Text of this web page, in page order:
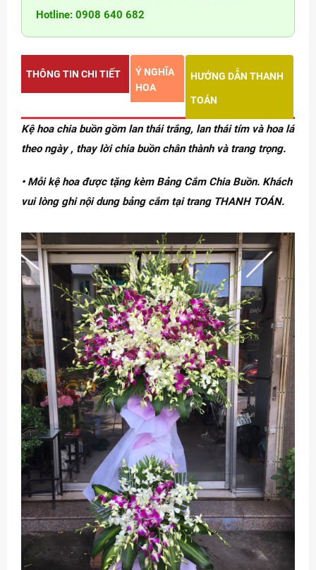
Hotline: 0908 640 682
THÔNG TIN CHI TIẾT
Ý NGHĨA
HOA
HƯỚNG DẪN THANH
TOÁN
Kệ hoa chia buồn gồm lan thái trắng, lan thái tím và hoa lá
theo ngày , thay lời chia buồn chân thành và trang trọng.
• Mỗi kệ hoa được tặng kèm Bảng Cắm Chia Buồn. Khách
vui lòng ghi nội dung bảng cắm tại trang THANH TOÁN.